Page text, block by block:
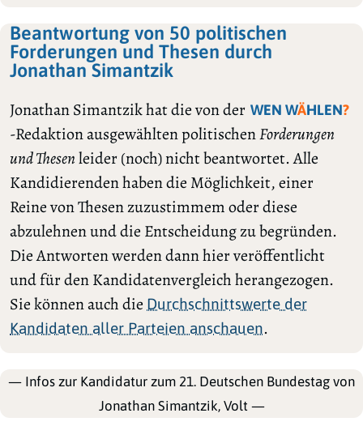
Beantwortung von 50 politischen
Forderungen und Thesen durch
Jonathan Simantzik
Jonathan Simantzik hat die von der WEN WÄHLEN?
-Redaktion ausgewählten politischenForderungen
und Thesenleider (noch) nicht beantwortet. Alle
Kandidierenden haben die Möglichkeit, einer
Reine von Thesen zuzustimmem oder diese
abzulehnen und die Entscheidung zu begründen.
Die Antworten werden dann hier veröffentlicht
und für den Kandidatenvergleich herangezogen.
Sie können auch die Durchschnittswerte der
Kandidaten aller Parteien anschauen.
— Infos zur Kandidatur zum 21. Deutschen Bundestag von
Jonathan Simantzik, Volt —